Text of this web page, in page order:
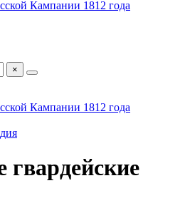
Кампании 1812 года
×
Кампании 1812 года
гвардейские